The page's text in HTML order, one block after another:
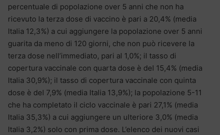
percentuale di popolazione over 5 anni che non ha
ricevuto la terza dose di vaccino è pari a 20,4% (media
Italia 12,3%) a cui aggiungere la popolazione over 5 anni
guarita da meno di 120 giorni, che non può ricevere la
terza dose nell’immediato, pari al 1,0%; il tasso di
copertura vaccinale con quarta dose è del 15,4% (media
Italia 30,9%); il tasso di copertura vaccinale con quinta
dose è del 7,9% (media Italia 13,9%); la popolazione 5-11
che ha completato il ciclo vaccinale è pari 27,1% (media
Italia 35,3%) a cui aggiungere un ulteriore 3,0% (media
Italia 3,2%) solo con prima dose. L’elenco dei nuovi casi